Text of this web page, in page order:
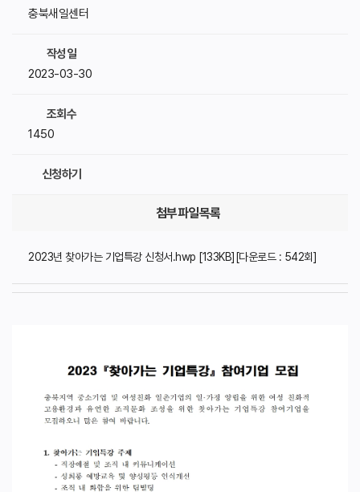
충북새일센터
작성일
2023-03-30
조회수
1450
신청하기
첨부파일목록
2023년 찾아가는 기업특강 신청서.hwp [133KB][다운로드 : 542회]